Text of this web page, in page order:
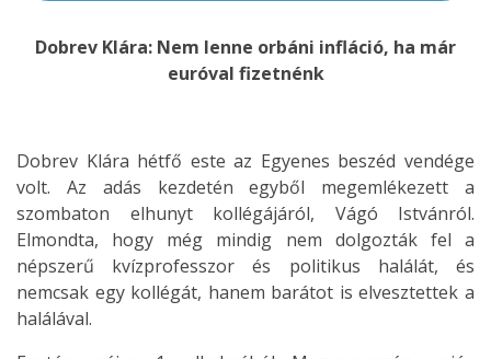
Dobrev Klára: Nem lenne orbáni infláció, ha már
euróval fizetnénk
Dobrev Klára hétfő este az Egyenes beszéd vendége
volt. Az adás kezdetén egyből megemlékezett a
szombaton elhunyt kollégájáról, Vágó Istvánról.
Elmondta, hogy még mindig nem dolgozták fel a
népszerű kvízprofesszor és politikus halálát, és
nemcsak egy kollégát, hanem barátot is elvesztettek a
halálával.